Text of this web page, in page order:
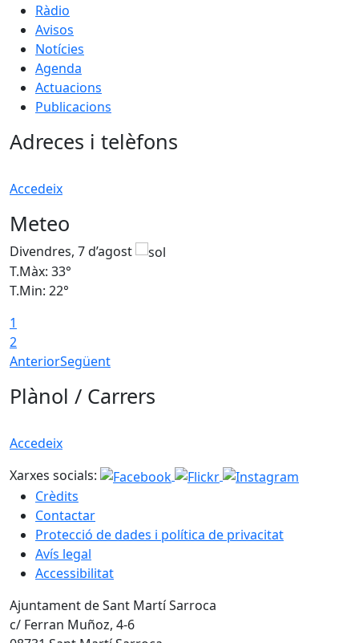
Ràdio
Avisos
Notícies
Agenda
Actuacions
Publicacions
Adreces i telèfons
Accedeix
Meteo
Divendres, 7 d’agost
T.Màx: 33°
T.Min: 22°
1
2
AnteriorSegüent
Plànol / Carrers
Accedeix
Xarxes socials:
Crèdits
Contactar
Protecció de dades i política de privacitat
Avís legal
Accessibilitat
Ajuntament de Sant Martí Sarroca
c/ Ferran Muñoz, 4-6